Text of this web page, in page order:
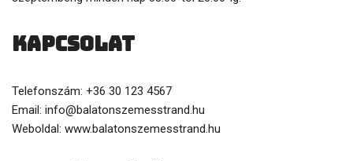
Kapcsolat
Telefonszám: +36 30 123 4567
Email: info@balatonszemesstrand.hu
Weboldal: www.balatonszemesstrand.hu